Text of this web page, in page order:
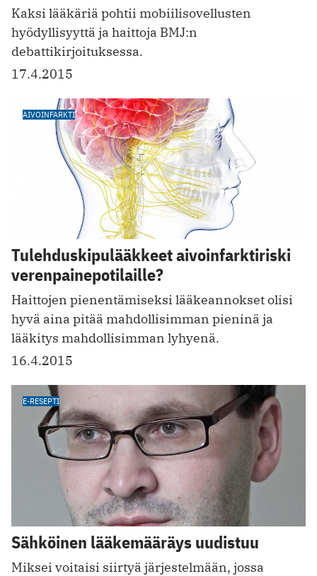
Kaksi lääkäriä pohtii mobiilisovellusten
hyödyllisyyttä ja haittoja BMJ:n
debattikirjoituksessa.
17.4.2015
AIVOINFARKTI
Tulehduskipulääkkeet aivoinfarktiriski
verenpainepotilaille?
Haittojen pienentämiseksi lääkeannokset olisi
hyvä aina pitää mahdollisimman pieninä ja
lääkitys mahdollisimman lyhyenä.
16.4.2015
E-RESEPTI
Sähköinen lääkemääräys uudistuu
Miksei voitaisi siirtyä järjestelmään, jossa